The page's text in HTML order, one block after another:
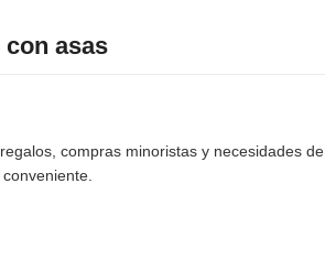
asas
compras minoristas y necesidades de